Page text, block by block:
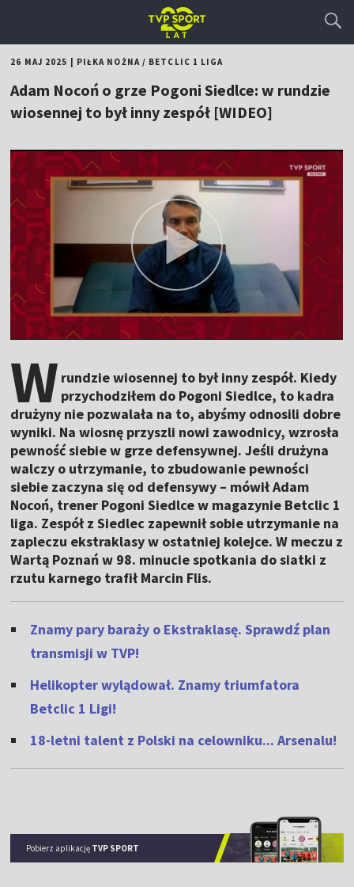
26 MAJ 2025 PIŁKA NOŻNA/ BETCLIC 1 LIGA
Adam Nocoń o grze Pogoni Siedlce: w rundzie
wiosennej to był inny zespół [WIDEO]
W rundzie wiosennej to był inny zespół. Kiedy
przychodziłem do Pogoni Siedlce, to kadra
drużyny nie pozwalała na to, abyśmy odnosili dobre
wyniki. Na wiosnę przyszli nowi zawodnicy, wzrosła
pewność siebie w grze defensywnej. Jeśli drużyna
walczy o utrzymanie, to zbudowanie pewności
siebie zaczyna się od defensywy – mówił Adam
Nocoń, trener Pogoni Siedlce w magazynie Betclic 1
liga. Zespół z Siedlec zapewnił sobie utrzymanie na
zapleczu ekstraklasy w ostatniej kolejce. W meczu z
Wartą Poznań w 98. minucie spotkania do siatki z
rzutu karnego trafił Marcin Flis.
Znamy pary baraży o Ekstraklasę. Sprawdź plan
transmisji w TVP!
Helikopter wylądował. Znamy triumfatora
Betclic 1 Ligi!
18-letni talent z Polski na celowniku... Arsenalu!
Pobierz aplikację TVP SPORT